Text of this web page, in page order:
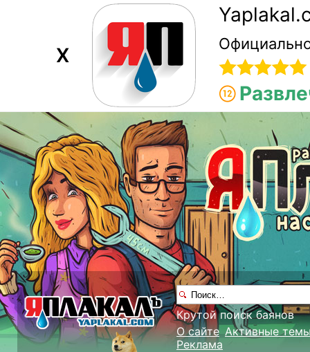
X
Крутой поиск баянов
О сайте Активные
Реклама